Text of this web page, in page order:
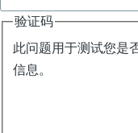
用
实
例
验证码
此问题用于测试您是
信息。